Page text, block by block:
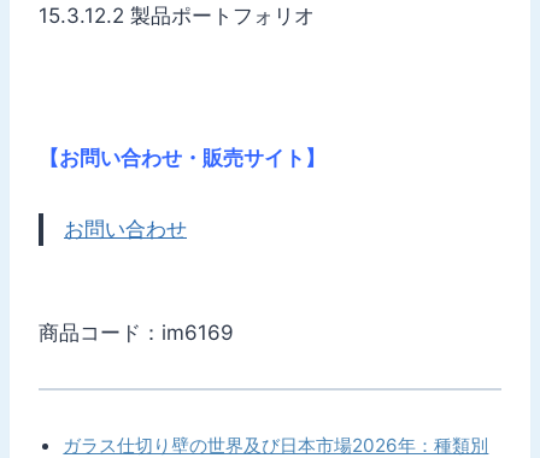
15.3.12.2 製品ポートフォリオ
【お問い合わせ・販売サイト】
お問い合わせ
商品コード：im6169
ガラス仕切り壁の世界及び日本市場2026年：種類別